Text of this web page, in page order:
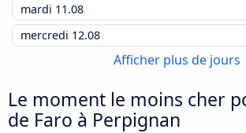
mardi 11.08
mercredi 12.08
Afficher plus de jours
Le moment le moins cher
de Faro à Perpignan